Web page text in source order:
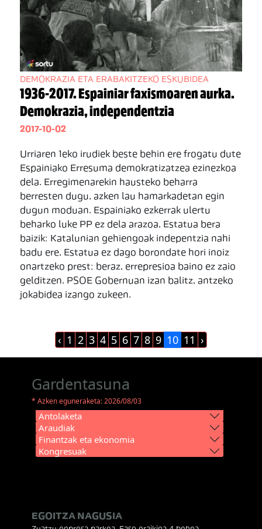
DEMOKRAZIA ETA ERABAKITZEKO ESKUBIDEA
1936-2017. Espainiar faxismoaren aurka.
Demokrazia, independentzia
2017-10-02
Urriaren 1eko irudiek beste behin ere frogatu dute
Espainiako Erresuma demokratizatzea ezinezkoa
dela. Erregimenarekin hausteko beharra
berresten dugu, azken lau hamarkadetan egin
dugun moduan. Espainiako ezkerrak ulertu
beharko luke PP ez dela arazoa, Estatua bera
baizik: Katalunian gehiengoak indepentzia nahi
badu ere, Estatua ez dago borondate hori inoiz
onartzeko prest; beraz, errepresioa baino ez zaio
gelditzen. PSOE Gobernuan izan balitz, antzeko
jokabidea izango zukeen.
‹ 1 2 3 4 5 6 7 8 9 10 11 ›
Gardentasuna
* Azken eguneraketa: 2026/08/03
Antolaketa
Araudiak
Finantzak eta ekonomia
Kongresuak
EGOITZA NAGUSIA